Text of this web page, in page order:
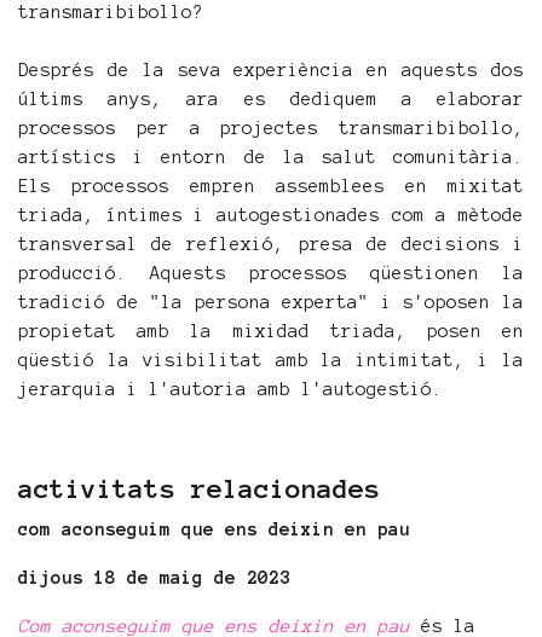
transmaribibollo?
Després de la seva experiència en aquests dos
últims anys, ara es dediquem a elaborar
processos per a projectes transmaribibollo,
artístics i entorn de la salut comunitària.
Els processos empren assemblees en mixitat
triada, íntimes i autogestionades com a mètode
transversal de reflexió, presa de decisions i
producció. Aquests processos qüestionen la
tradició de "la persona experta" i s'oposen la
propietat amb la mixidad triada, posen en
qüestió la visibilitat amb la intimitat, i la
jerarquia i l'autoria amb l'autogestió.
activitats relacionades
com aconseguim que ens deixin en pau
dijous 18 de maig de 2023
Com aconseguim que ens deixin en pau és la